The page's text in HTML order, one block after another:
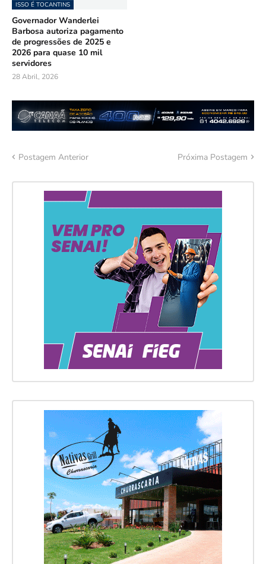
ISSO É TOCANTINS
Governador Wanderlei
Barbosa autoriza pagamento
de progressões de 2025 e
2026 para quase 10 mil
servidores
28 Abril, 2026
Postagem Anterior Próxima Postagem